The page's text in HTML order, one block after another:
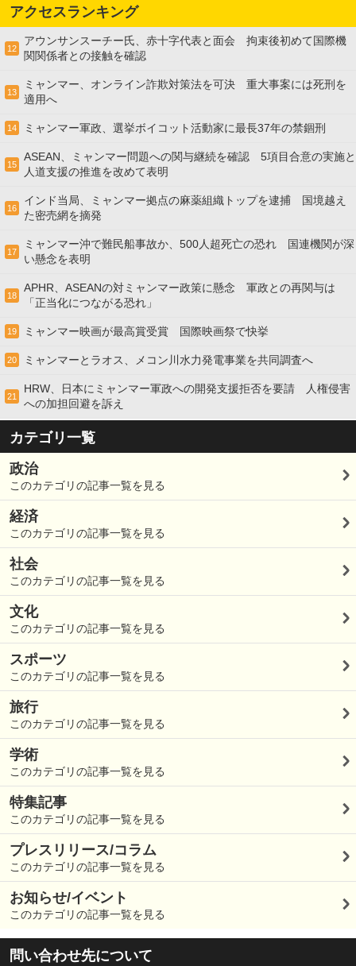
アクセスランキング
12
アウンサンスーチー氏、赤十字代表と面会 拘束後初めて国際機
関関係者との接触を確認
13
ミャンマー、オンライン詐欺対策法を可決 重大事案には死刑を
適用へ
14 ミャンマー軍政、選挙ボイコット活動家に最長37年の禁錮刑
15
ASEAN、ミャンマー問題への関与継続を確認 5項目合意の実施と
人道支援の推進を改めて表明
16
インド当局、ミャンマー拠点の麻薬組織トップを逮捕 国境越え
た密売網を摘発
17
ミャンマー沖で難民船事故か、500人超死亡の恐れ 国連機関が深
い懸念を表明
18
APHR、ASEANの対ミャンマー政策に懸念 軍政との再関与は
「正当化につながる恐れ」
19 ミャンマー映画が最高賞受賞 国際映画祭で快挙
20 ミャンマーとラオス、メコン川水力発電事業を共同調査へ
21
HRW、日本にミャンマー軍政への開発支援拒否を要請 人権侵害
への加担回避を訴え
カテゴリ一覧
政治
このカテゴリの記事一覧を見る
経済
このカテゴリの記事一覧を見る
社会
このカテゴリの記事一覧を見る
文化
このカテゴリの記事一覧を見る
スポーツ
このカテゴリの記事一覧を見る
旅行
このカテゴリの記事一覧を見る
学術
このカテゴリの記事一覧を見る
特集記事
このカテゴリの記事一覧を見る
プレスリリース/コラム
このカテゴリの記事一覧を見る
お知らせ/イベント
このカテゴリの記事一覧を見る
問い合わせ先について